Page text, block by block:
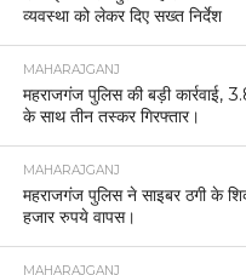
व्यवस्था को लेकर दिए सख्त निर्देश
MAHARAJGANJ
महराजगंज पुलिस की बड़ी कार्रवाई,
के साथ तीन तस्कर गिरफ्तार।
MAHARAJGANJ
महराजगंज पुलिस ने साइबर ठगी के
हजार रुपये वापस।
MAHARAJGANJ